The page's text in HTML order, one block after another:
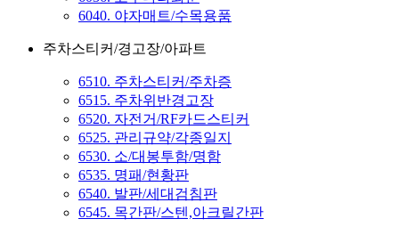
6040. 야자매트/수목용품
주차스티커/경고장/아파트
6510. 주차스티커/주차증
6515. 주차위반경고장
6520. 자전거/RF카드스티커
6525. 관리규약/각종일지
6530. 소/대봉투함/명함
6535. 명패/현황판
6540. 발판/세대검침판
6545. 목간판/스텐,아크릴간판